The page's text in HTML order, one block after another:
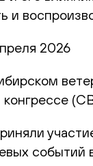
и
2026
событий